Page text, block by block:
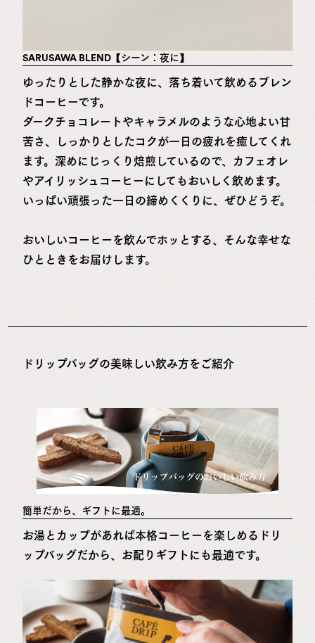
SARUSAWA BLEND【シーン：夜に】
ゆったりとした静かな夜に、落ち着いて飲めるブレン
ドコーヒーです。
ダークチョコレートやキャラメルのような心地よい甘
苦さ、しっかりとしたコクが一日の疲れを癒してくれ
ます。深めにじっくり焙煎しているので、カフェオレ
やアイリッシュコーヒーにしてもおいしく飲めます。
いっぱい頑張った一日の締めくくりに、ぜひどうぞ。
おいしいコーヒーを飲んでホッとする、そんな幸せな
ひとときをお届けします。
ドリップバッグの美味しい飲み方をご紹介
簡単だから、ギフトに最適。
お湯とカップがあれば本格コーヒーを楽しめるドリ
ップバッグだから、お配りギフトにも最適です。